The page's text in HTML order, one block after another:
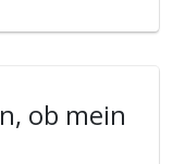
ob mein